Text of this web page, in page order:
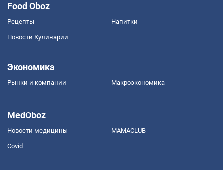
Food Oboz
Рецепты Напитки
Новости Кулинарии
Экономика
Рынки и компании Mакроэкономика
MedOboz
Новости медицины MAMACLUB
Covid